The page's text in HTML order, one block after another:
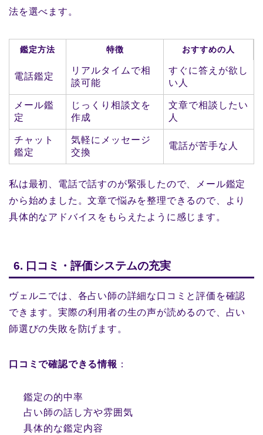
法を選べます。
鑑定方法 特徴 おすすめの人
電話鑑定
リアルタイムで相
談可能
すぐに答えが欲し
い人
メール鑑
定
じっくり相談文を
作成
文章で相談したい
人
チャット
鑑定
気軽にメッセージ
交換
電話が苦手な人
私は最初、電話で話すのが緊張したので、メール鑑定
から始めました。文章で悩みを整理できるので、より
具体的なアドバイスをもらえたように感じます。
6. 口コミ・評価システムの充実
ヴェルニでは、各占い師の詳細な口コミと評価を確認
できます。実際の利用者の生の声が読めるので、占い
師選びの失敗を防げます。
口コミで確認できる情報 ：
鑑定の的中率
占い師の話し方や雰囲気
具体的な鑑定内容